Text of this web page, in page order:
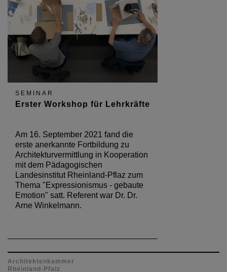
SEMINAR
Erster Workshop für Lehrkräfte
Am 16. September 2021 fand die
erste anerkannte Fortbildung zu
Architekturvermittlung in Kooperation
mit dem Pädagogischen
Landesinstitut Rheinland-Pflaz zum
Thema "Expressionismus - gebaute
Emotion" satt. Referent war Dr. Dr.
Arne Winkelmann.
Architektenkammer
Rheinland-Pfalz